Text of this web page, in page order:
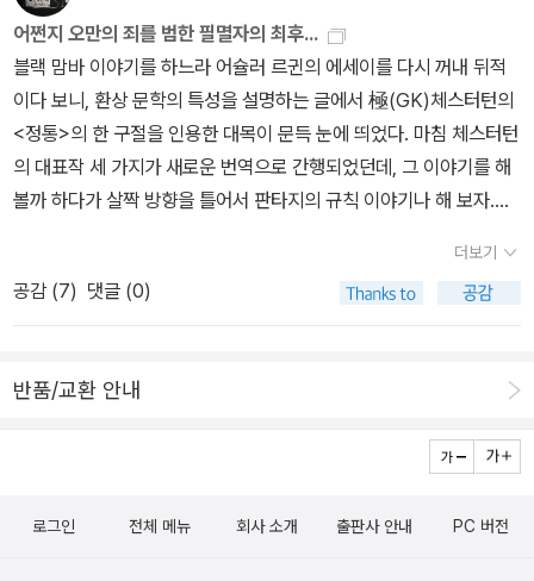
래픽 노블 다수가 여러 부문에서 수상한 바 있다.아이스너는 만화 이
론가로도 유명한데, 사실 우리나라에 번역 소개된 그의 단행본은 하
나같이 만화 작법서뿐이고, 그나마도 지금은 모두 절판이다. 어쩌면
그래서 이제는 그의 이름조차 제대로 아는 사람이 알라딘에서도 드물
어진 걸까. 그렇다면 지난번 김혜순의 잘못된 수상 이력을 지적한 글
에서 말했듯, 결국 자기네가 뭘 파는지도 모르고 파는 셈은 아닐지...
어쩐지 오만의 죄를 범한 필멸자의 최후...
블랙 맘바 이야기를 하느라 어슐러 르귄의 에세이를 다시 꺼내 뒤적
이다 보니, 환상 문학의 특성을 설명하는 글에서 極(GK)체스터턴의
<정통>의 한 구절을 인용한 대목이 문득 눈에 띄었다. 마침 체스터턴
의 대표작 세 가지가 새로운 번역으로 간행되었던데, 그 이야기를 해
볼까 하다가 살짝 방향을 틀어서 판타지의 규칙 이야기나 해 보자.체
황금과 호랑이가 열리는 나무가 있을 뿐이라고 지적한다. 환상의 세
계라고 해서 배경에 자연 법칙이 없지는 않으며, 인물 역시 각자의 한
계와 계약에 얽매인다는 뜻인데, 사실 인간 세계와도 유사한 그런 설
소설은 온갖 법 제도를 파괴하고 배수진을 치는 허무주의적 폭력까지
는 허용하지 않는다. (...) 2 더하기 1은 3이다. (...) 작용은 반작용을
낳는다. (...) 운명, 운, 필연의 힘은 (...) 판타지 소설 속 중간계에서도
임의 지배를 받는다.'(<남겨둘 시간이 없답니다>, 133쪽)<반지의 제
더보기
공감 (7) 댓글 (0)
반품/교환 안내
로그인 전체 메뉴 회사 소개 출판사 안내 PC 버전